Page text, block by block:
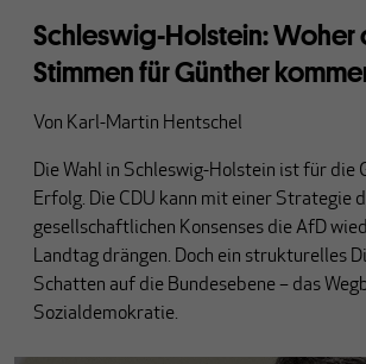
Schleswig-Holstein: Woher
Stimmen für Günther
Von Karl-Martin Hentschel
Die Wahl in Schleswig-Holstein ist für die
Erfolg. Die CDU kann mit einer Strategie
gesellschaftlichen Konsenses die AfD
Landtag drängen. Doch ein strukturelles
Schatten auf die Bundesebene – das
Sozialdemokratie.